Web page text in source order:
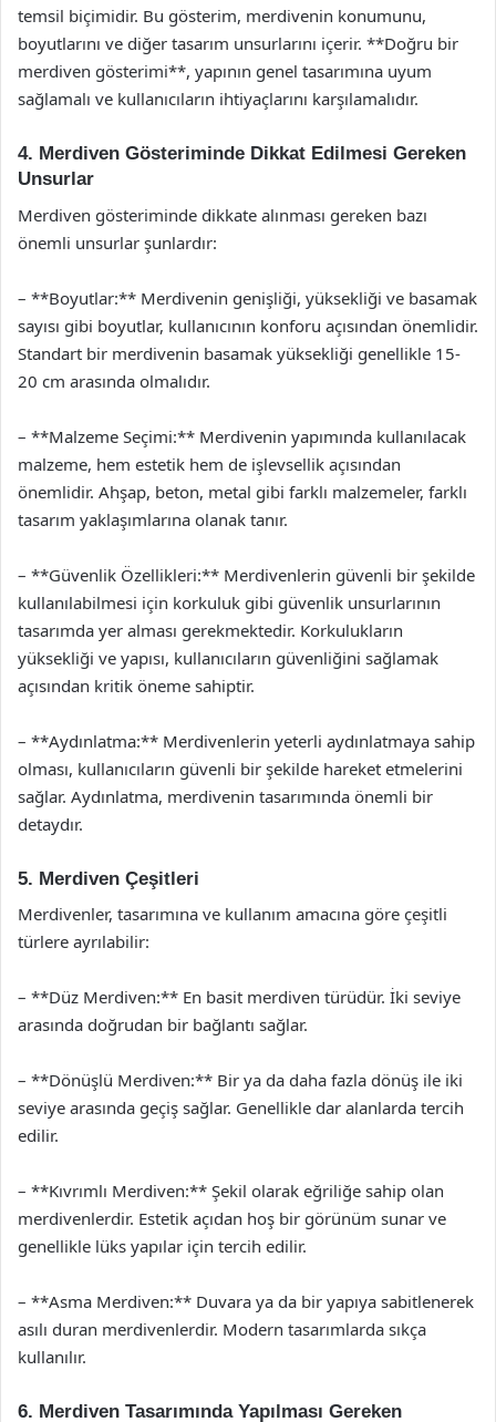
temsil biçimidir. Bu gösterim, merdivenin konumunu,
boyutlarını ve diğer tasarım unsurlarını içerir. **Doğru bir
merdiven gösterimi**, yapının genel tasarımına uyum
sağlamalı ve kullanıcıların ihtiyaçlarını karşılamalıdır.
4. Merdiven Gösteriminde Dikkat Edilmesi Gereken
Unsurlar
Merdiven gösteriminde dikkate alınması gereken bazı
önemli unsurlar şunlardır:
– **Boyutlar:** Merdivenin genişliği, yüksekliği ve basamak
sayısı gibi boyutlar, kullanıcının konforu açısından önemlidir.
Standart bir merdivenin basamak yüksekliği genellikle 15-
20 cm arasında olmalıdır.
– **Malzeme Seçimi:** Merdivenin yapımında kullanılacak
malzeme, hem estetik hem de işlevsellik açısından
önemlidir. Ahşap, beton, metal gibi farklı malzemeler, farklı
tasarım yaklaşımlarına olanak tanır.
– **Güvenlik Özellikleri:** Merdivenlerin güvenli bir şekilde
kullanılabilmesi için korkuluk gibi güvenlik unsurlarının
tasarımda yer alması gerekmektedir. Korkulukların
yüksekliği ve yapısı, kullanıcıların güvenliğini sağlamak
açısından kritik öneme sahiptir.
– **Aydınlatma:** Merdivenlerin yeterli aydınlatmaya sahip
olması, kullanıcıların güvenli bir şekilde hareket etmelerini
sağlar. Aydınlatma, merdivenin tasarımında önemli bir
detaydır.
5. Merdiven Çeşitleri
Merdivenler, tasarımına ve kullanım amacına göre çeşitli
türlere ayrılabilir:
– **Düz Merdiven:** En basit merdiven türüdür. İki seviye
arasında doğrudan bir bağlantı sağlar.
– **Dönüşlü Merdiven:** Bir ya da daha fazla dönüş ile iki
seviye arasında geçiş sağlar. Genellikle dar alanlarda tercih
edilir.
– **Kıvrımlı Merdiven:** Şekil olarak eğriliğe sahip olan
merdivenlerdir. Estetik açıdan hoş bir görünüm sunar ve
genellikle lüks yapılar için tercih edilir.
– **Asma Merdiven:** Duvara ya da bir yapıya sabitlenerek
asılı duran merdivenlerdir. Modern tasarımlarda sıkça
kullanılır.
6. Merdiven Tasarımında Yapılması Gereken